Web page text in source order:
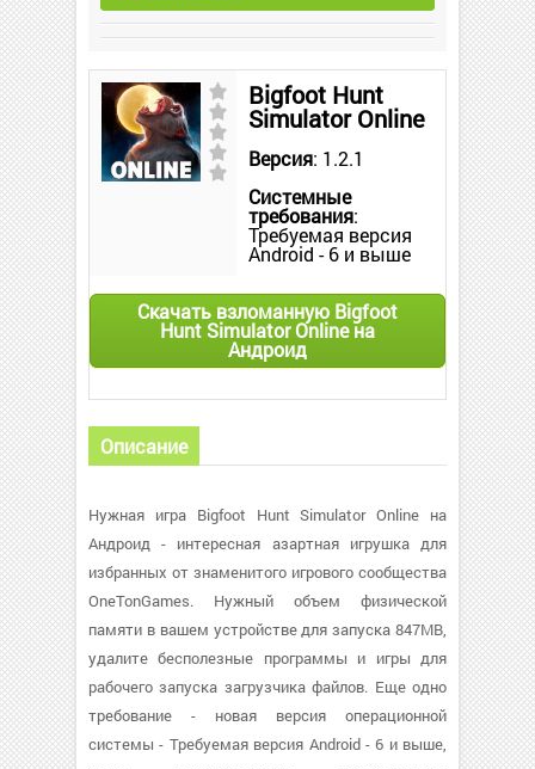
Bigfoot Hunt
Simulator Online
Версия: 1.2.1
Системные
требования:
Требуемая версия
Android - 6 и выше
Скачать взломанную Bigfoot
Hunt Simulator Online на
Андроид
Описание
Нужная игра Bigfoot Hunt Simulator Online на
Андроид - интересная азартная игрушка для
избранных от знаменитого игрового сообщества
OneTonGames. Нужный объем физической
памяти в вашем устройстве для запуска 847MB,
удалите бесполезные программы и игры для
рабочего запуска загрузчика файлов. Еще одно
требование - новая версия операционной
системы - Требуемая версия Android - 6 и выше,